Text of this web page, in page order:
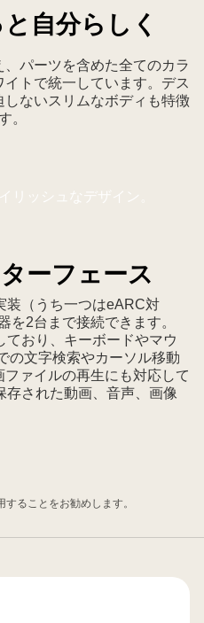
自分らしく
パーツを含めた全てのカラ
トで統一しています。デス
ないスリムなボディも特徴
。
ーフェース
装（うち一つはeARC対
を2台まで接続できます。
ており、キーボードやマウ
の文字検索やカーソル移動
ァイルの再生にも対応して
存された動画、音声、画像
ることをお勧めします。